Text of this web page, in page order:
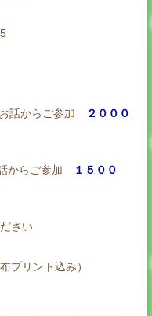
話からご参加
２０００
らご参加
１５００
い
ント込み）